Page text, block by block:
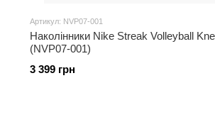
Артикул: NVP07-001
Наколінники Nike Streak Volleyball
(NVP07-001)
3 399 грн